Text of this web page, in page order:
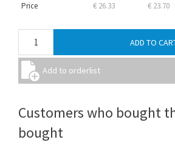
Price € 26.33 € 23.70
Customers who bought
bought